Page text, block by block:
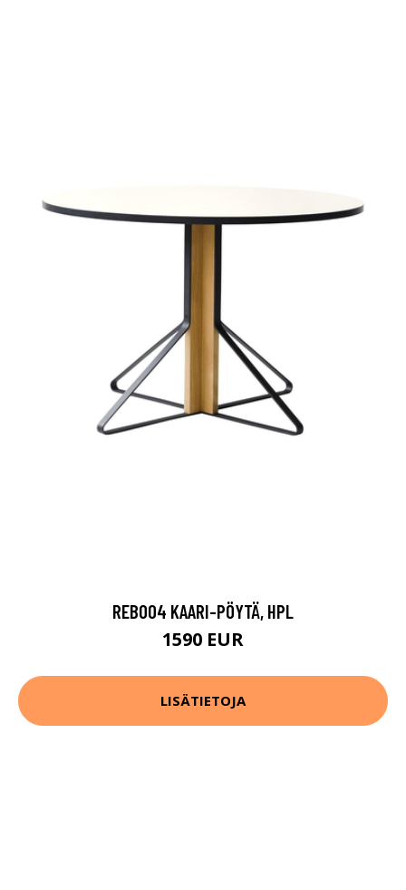
REB004 KAARI-PÖYTÄ, HPL
1590 EUR
LISÄTIETOJA